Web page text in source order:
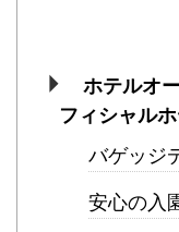
ホテルオ
フィシャル
バゲッジ
安心の入